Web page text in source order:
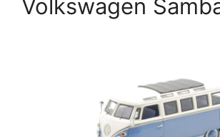
Volkswagen